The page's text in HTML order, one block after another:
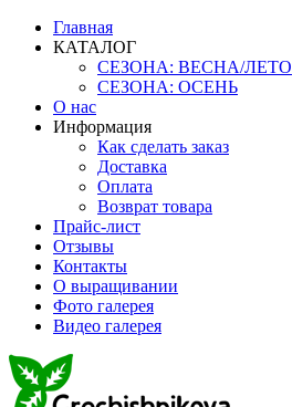
Главная
КАТАЛОГ
СЕЗОНА: ВЕСНА/ЛЕТО
СЕЗОНА: ОСЕНЬ
О нас
Информация
Как сделать заказ
Доставка
Оплата
Возврат товара
Прайс-лист
Отзывы
Контакты
О выращивании
Фото галерея
Видео галерея